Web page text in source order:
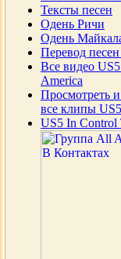
Тексты песен
Одень Ричи
Одень
Перевод
Все видео
America
Просмотреть и
все клипы US5
US5 In Control